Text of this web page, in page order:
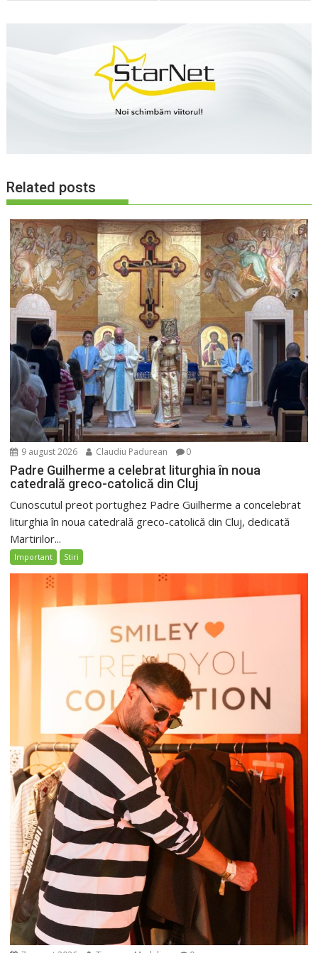
Related posts
9 august 2026 Claudiu Padurean 0
Padre Guilherme a celebrat liturghia în noua
catedrală greco-catolică din Cluj
Cunoscutul preot portughez Padre Guilherme a concelebrat
liturghia în noua catedrală greco-catolică din Cluj, dedicată
Martirilor...
Important Stiri